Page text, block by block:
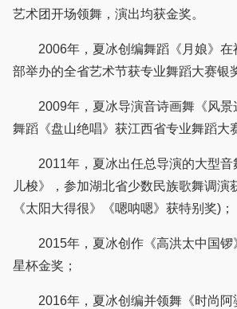
艺术团开场领舞，演出均获金奖。
2006年，夏冰创编舞蹈《月娘》在
部举办的全省艺术节获专业舞蹈大赛银
2009年，夏冰导演音诗画舞《风景
舞蹈《盘山绝唱》获江西省专业舞蹈大
2011年，夏冰出任总导演的大型音
儿梭》，参加湖北省少数民族歌舞调演
《太阳大得很》《嗯呐嗯》获特别奖)；
2015年，夏冰创作《高洪太中国锣
星杯金奖；
2016年，夏冰创编并领舞《时尚阿